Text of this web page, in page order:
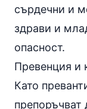
сърдечни и
здрави и
опасност.
Превенция и
Като
препоръчват